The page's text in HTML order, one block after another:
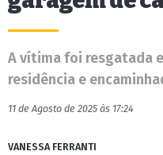
A vítima foi resgatada
residência e
11 de Agosto de 2025 às 17:24
VANESSA FERRANTI